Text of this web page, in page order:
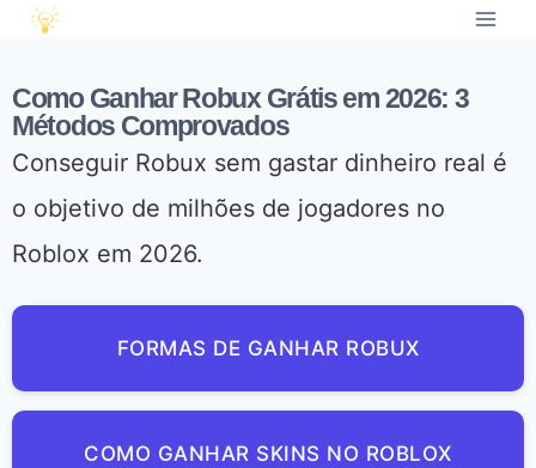
Como Ganhar Robux Grátis em 2026: 3
Métodos Comprovados
Conseguir Robux sem gastar dinheiro real é
o objetivo de milhões de jogadores no
Roblox em 2026.
FORMAS DE GANHAR ROBUX
COMO GANHAR SKINS NO ROBLOX